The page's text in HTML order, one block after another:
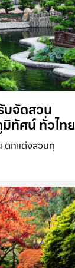
บจัดสวน
ทัศน์ ทั่วไทย
ตกแต่งสวนทุ